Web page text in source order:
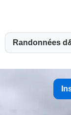
Randonnées